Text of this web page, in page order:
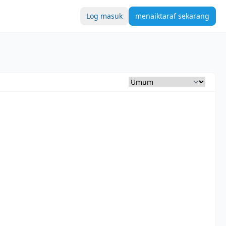
Log masuk menaiktaraf sekarang